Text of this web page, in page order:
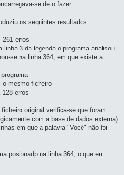
se de o fazer.
os seguintes resultados:
261 erros
linha 3 da legenda o programa analisou
se na linha 364, em que existe a
o mesmo ficheiro
128 erros
original verifica-se que foram
com a base de dados externa)
em que a palavra "Você" não foi
posionadp na linha 364, o que em